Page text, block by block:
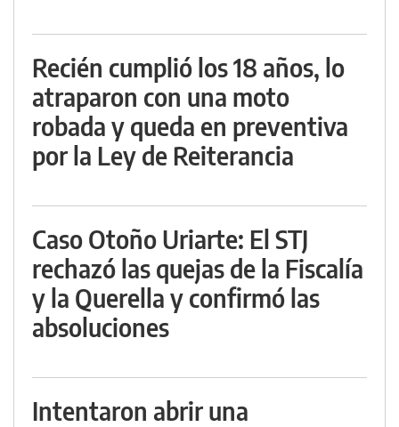
Recién cumplió los 18 años, lo
atraparon con una moto
robada y queda en preventiva
por la Ley de Reiterancia
Caso Otoño Uriarte: El STJ
rechazó las quejas de la Fiscalía
y la Querella y confirmó las
absoluciones
Intentaron abrir una